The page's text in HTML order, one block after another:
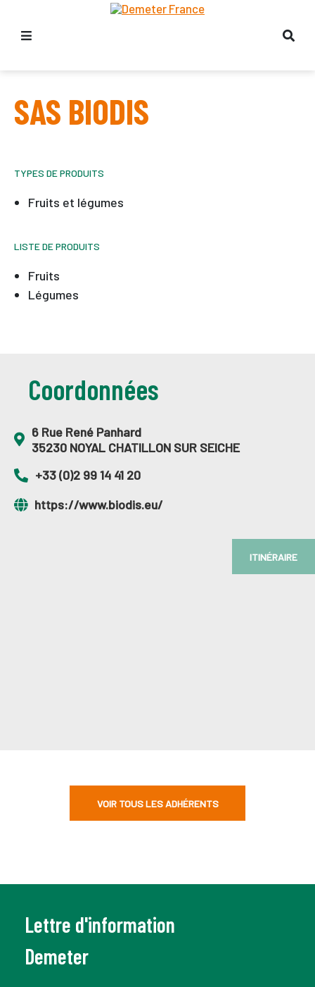
SAS BIODIS
TYPES DE PRODUITS
Fruits et légumes
LISTE DE PRODUITS
Fruits
Légumes
Coordonnées
6 Rue René Panhard
35230 NOYAL CHATILLON SUR SEICHE
+33 (0)2 99 14 41 20
https://www.biodis.eu/
ITINÉRAIRE
VOIR TOUS LES ADHÉRENTS
Lettre d'information
Demeter